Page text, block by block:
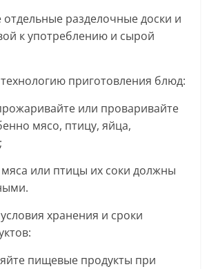
разделочные доски и
к употреблению и сырой
приготовления блюд:
или проваривайте
мясо, птицу, яйца,
или птицы их соки должны
хранения и сроки
пищевые продукты при